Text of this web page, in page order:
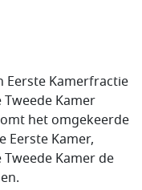
Eerste Kamerfractie
Kamer
het omgekeerde
Eerste Kamer,
Kamer de